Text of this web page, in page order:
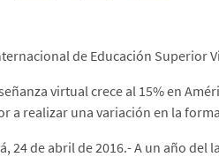
de Educación Superior
virtual crece al 15% en
a realizar una variación en la
24 de abril de 2016.- A un año